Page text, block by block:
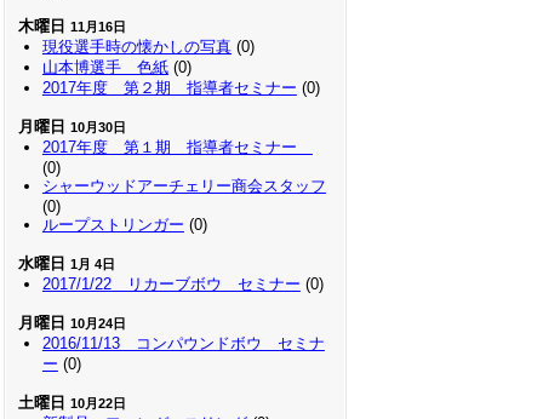
木曜日 11月16日
現役選手時の懐かしの写真(0)
山本博選手 色紙(0)
2017年度 第２期 指導者セミナー (0)
月曜日 10月30日
2017年度 第１期 指導者セミナー
(0)
シャーウッドアーチェリー商会スタッフ
(0)
ループストリンガー (0)
水曜日 1月 4日
2017/1/22 リカーブボウ セミナー (0)
月曜日 10月24日
2016/11/13 コンパウンドボウ セミナ
ー (0)
土曜日 10月22日